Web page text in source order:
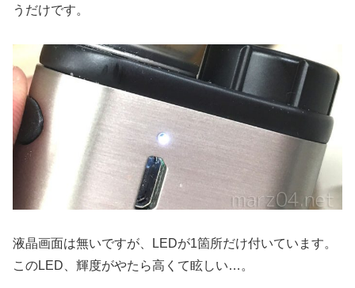
うだけです。
液晶画面は無いですが、LEDが1箇所だけ付いています。
このLED、輝度がやたら高くて眩しい…。